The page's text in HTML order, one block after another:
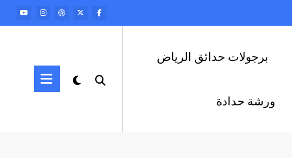
برجولات حدائق الرياض
ورشة حدادة